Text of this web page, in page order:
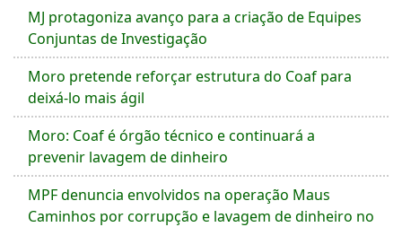
MJ protagoniza avanço para a criação de Equipes
Conjuntas de Investigação
Moro pretende reforçar estrutura do Coaf para
deixá-lo mais ágil
Moro: Coaf é órgão técnico e continuará a
prevenir lavagem de dinheiro
MPF denuncia envolvidos na operação Maus
Caminhos por corrupção e lavagem de dinheiro no